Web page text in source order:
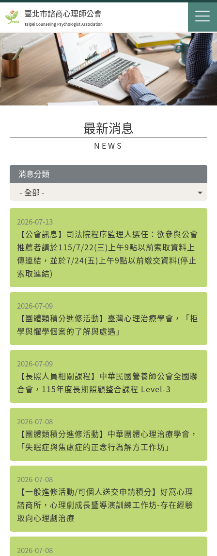
關於我們
最新消息
會員服務
民眾服務
聯絡我們
登入 申請入會
搜尋
Jump to Navigation
Jump to Main content
最新消息
NEWS
消息分類
2026-07-13
【公會訊息】司法院程序監理人選任：欲參與公會
推薦者請於115/7/22(三)上午9點以前索取資料上
傳連結，並於7/24(五)上午9點以前繳交資料(停止
索取連結)
2026-07-09
【團體類積分進修活動】臺灣心理治療學會，「拒
學與懼學個案的了解與處遇」
2026-07-09
【長照人員相關課程】中華民國營養師公會全國聯
合會，115年度長期照顧整合課程 Level-3
2026-07-08
【團體類積分進修活動】中華團體心理治療學會，
「失眠症與焦慮症的正念行為解方工作坊」
2026-07-08
【一般進修活動/可個人送交申請積分】好窩心理
諮商所，心理劇成長暨導演訓練工作坊-存在經驗
取向心理劇治療
2026-07-08
臺北市諮商心理師公會
Taipei Counseling Psychologist Association